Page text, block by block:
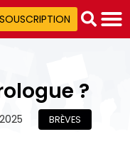
SOUSCRIPTION
?
BRÈVES